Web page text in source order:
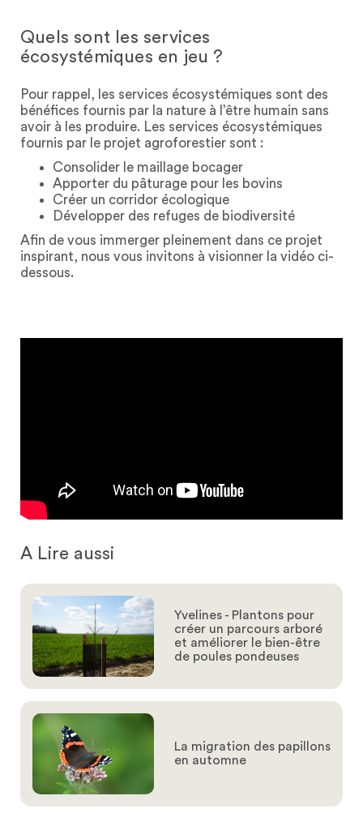
Quels sont les services
écosystémiques en jeu ?
Pour rappel, les services écosystémiques sont des
bénéfices fournis par la nature à l’être humain sans
avoir à les produire. Les services écosystémiques
fournis par le projet agroforestier sont :
Consolider le maillage bocager
Apporter du pâturage pour les bovins
Créer un corridor écologique
Développer des refuges de biodiversité
Afin de vous immerger pleinement dans ce projet
inspirant, nous vous invitons à visionner la vidéo ci-
dessous.
A Lire aussi
Yvelines - Plantons pour
créer un parcours arboré
et améliorer le bien-être
de poules pondeuses
La migration des papillons
en automne